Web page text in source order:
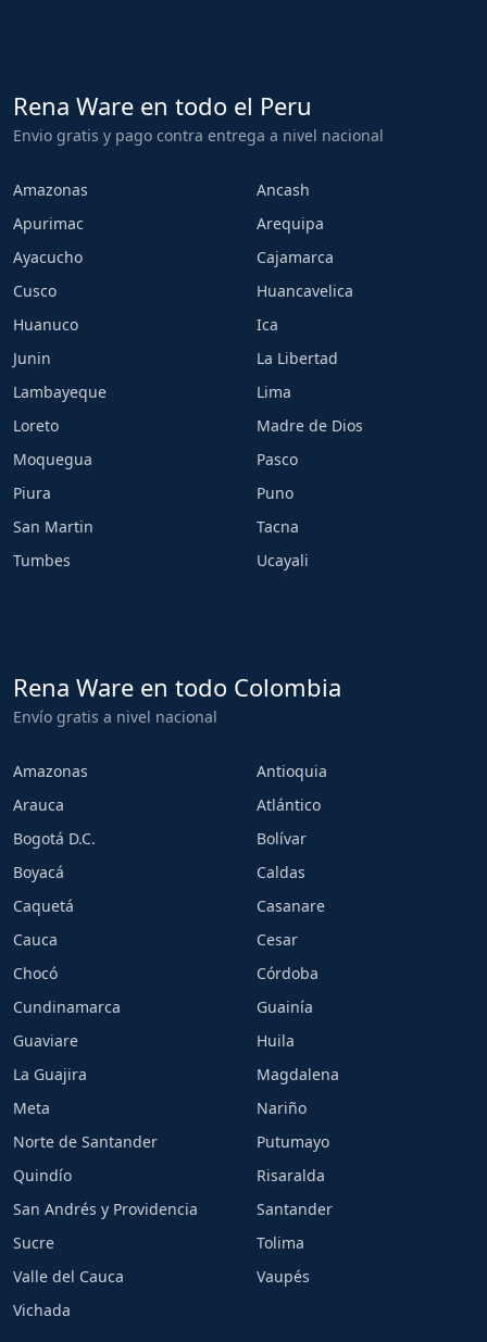
Rena Ware en todo el Peru
Envio gratis y pago contra entrega a nivel nacional
Amazonas
Ancash
Apurimac
Arequipa
Ayacucho
Cajamarca
Cusco
Huancavelica
Huanuco
Ica
Junin
La Libertad
Lambayeque
Lima
Loreto
Madre de Dios
Moquegua
Pasco
Piura
Puno
San Martin
Tacna
Tumbes
Ucayali
Rena Ware en todo Colombia
Envío gratis a nivel nacional
Amazonas
Antioquia
Arauca
Atlántico
Bogotá D.C.
Bolívar
Boyacá
Caldas
Caquetá
Casanare
Cauca
Cesar
Chocó
Córdoba
Cundinamarca
Guainía
Guaviare
Huila
La Guajira
Magdalena
Meta
Nariño
Norte de Santander
Putumayo
Quindío
Risaralda
San Andrés y Providencia
Santander
Sucre
Tolima
Valle del Cauca
Vaupés
Vichada